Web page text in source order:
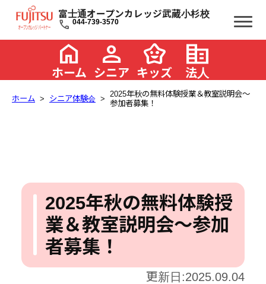
富士通オープンカレッジ武蔵小杉校
call 044-739-3570
home
ホーム
person
シニア
family_star
キッズ
corporate_fare
法人
ホーム シニア体験会
2025年秋の無料体験授業＆教室説明会～
参加者募集！
2025年秋の無料体験授
業＆教室説明会～参加
者募集！
更新日:2025.09.04